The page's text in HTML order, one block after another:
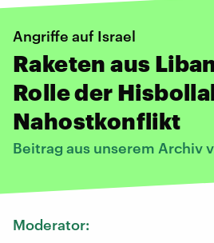
Angriffe auf Israel
Raketen aus
Rolle der
Nahostkonflikt
Beitrag aus unserem Archiv
Moderator: